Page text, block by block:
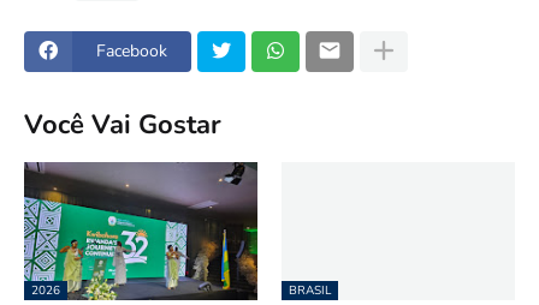
Facebook
Você Vai Gostar
2026 BRASIL